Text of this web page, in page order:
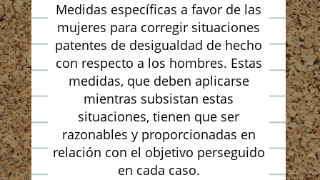
Medidas específicas a favor de las
mujeres para corregir situaciones
patentes de desigualdad de hecho
con respecto a los hombres. Estas
medidas, que deben aplicarse
mientras subsistan estas
situaciones, tienen que ser
razonables y proporcionadas en
relación con el objetivo perseguido
en cada caso.